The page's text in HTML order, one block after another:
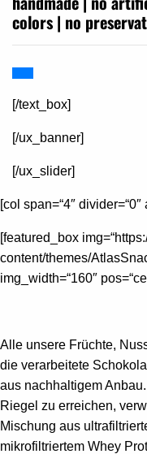
colors | no
[/text_box]
[/ux_banner]
[/ux_slider]
[col span=“4″
[featured_box
content/themes/
img_width=“160″
Alle unsere Früchte,
die verarbeitete
aus nachhaltigem
Riegel zu erreichen,
Mischung aus
mikrofiltriertem Whey